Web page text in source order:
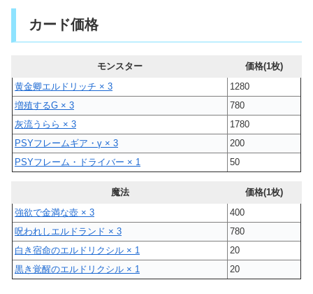
カード価格
モンスター
価格(1枚)
黄金卿エルドリッチ × 3
1280
増殖するG × 3
780
灰流うらら × 3
1780
PSYフレームギア・γ × 3
200
PSYフレーム・ドライバー × 1
50
魔法
価格(1枚)
強欲で金満な壺 × 3
400
呪われしエルドランド × 3
780
白き宿命のエルドリクシル × 1
20
黒き覚醒のエルドリクシル × 1
20